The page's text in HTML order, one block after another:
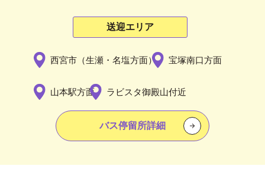
送迎エリア
西宮市（生瀬・名塩方面） 宝塚南口方面
山本駅方面 ラビスタ御殿山付近
バス停留所詳細